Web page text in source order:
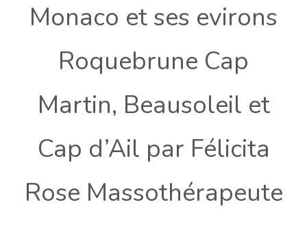
Monaco et ses evirons
Roquebrune Cap
Martin, Beausoleil et
Cap d’Ail par Félicita
Rose Massothérapeute